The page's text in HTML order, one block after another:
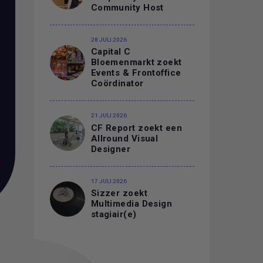
Community Host
28 JULI 2026
Capital C
Bloemenmarkt zoekt
Events & Frontoffice
Coördinator
21 JULI 2026
CF Report zoekt een
Allround Visual
Designer
17 JULI 2026
Sizzer zoekt
Multimedia Design
stagiair(e)